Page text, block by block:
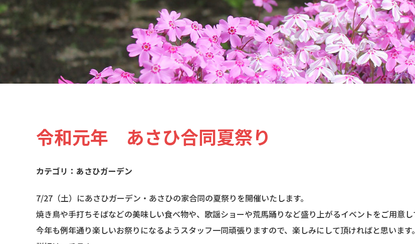
令和元年 あさひ合同夏祭り
あさひガーデン
7/27（土）にあさひガーデン・あさひの家合同の夏祭りを開催いたします。
焼き鳥や手打ちそばなどの美味しい食べ物や、歌謡ショーや荒馬踊りなど盛り上がるイベントをご用意し
今年も例年通り楽しいお祭りになるようスタッフ一同頑張りますので、楽しみにして頂ければと思います。